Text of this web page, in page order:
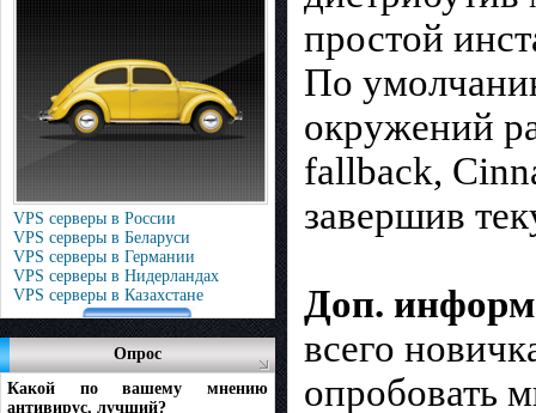
VPS серверы в России
VPS серверы в Беларуси
VPS серверы в Германии
VPS серверы в Нидерландах
VPS серверы в Казахстане
Опрос
Какой по вашему мнению
антивирус, лучший?
простой
По
окружений
fallback,
завершив
Доп.
всего
опробовать